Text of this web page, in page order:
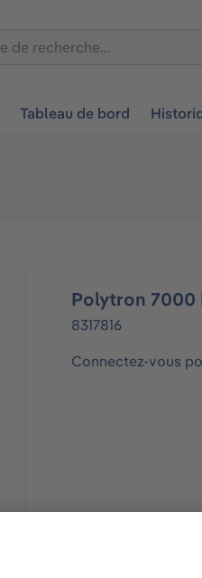
Tableau de bord
Polytron 7000
8317816
Connectez-vous